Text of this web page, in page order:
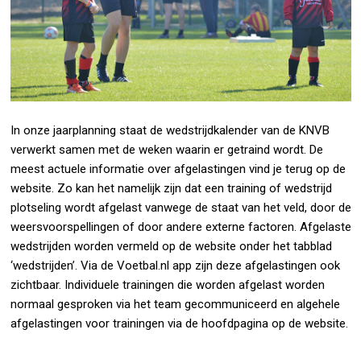
In onze jaarplanning staat de wedstrijdkalender van de KNVB
verwerkt samen met de weken waarin er getraind wordt. De
meest actuele informatie over afgelastingen vind je terug op de
website. Zo kan het namelijk zijn dat een training of wedstrijd
plotseling wordt afgelast vanwege de staat van het veld, door de
weersvoorspellingen of door andere externe factoren. Afgelaste
wedstrijden worden vermeld op de website onder het tabblad
‘wedstrijden’. Via de Voetbal.nl app zijn deze afgelastingen ook
zichtbaar. Individuele trainingen die worden afgelast worden
normaal gesproken via het team gecommuniceerd en algehele
afgelastingen voor trainingen via de hoofdpagina op de website.